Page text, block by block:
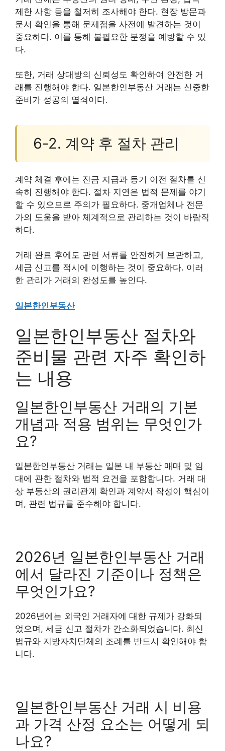
제한 사항 등을 철저히 조사해야 한다. 현장 방문과
문서 확인을 통해 문제점을 사전에 발견하는 것이
중요하다. 이를 통해 불필요한 분쟁을 예방할 수 있
다.
또한, 거래 상대방의 신뢰성도 확인하여 안전한 거
래를 진행해야 한다. 일본한인부동산 거래는 신중한
준비가 성공의 열쇠이다.
6-2. 계약 후 절차 관리
계약 체결 후에는 잔금 지급과 등기 이전 절차를 신
속히 진행해야 한다. 절차 지연은 법적 문제를 야기
할 수 있으므로 주의가 필요하다. 중개업체나 전문
가의 도움을 받아 체계적으로 관리하는 것이 바람직
하다.
거래 완료 후에도 관련 서류를 안전하게 보관하고,
세금 신고를 적시에 이행하는 것이 중요하다. 이러
한 관리가 거래의 완성도를 높인다.
일본한인부동산
일본한인부동산 절차와
준비물 관련 자주 확인하
는 내용
일본한인부동산 거래의 기본
개념과 적용 범위는 무엇인가
요?
일본한인부동산 거래는 일본 내 부동산 매매 및 임
대에 관한 절차와 법적 요건을 포함합니다. 거래 대
상 부동산의 권리관계 확인과 계약서 작성이 핵심이
며, 관련 법규를 준수해야 합니다.
2026년 일본한인부동산 거래
에서 달라진 기준이나 정책은
무엇인가요?
2026년에는 외국인 거래자에 대한 규제가 강화되
었으며, 세금 신고 절차가 간소화되었습니다. 최신
법규와 지방자치단체의 조례를 반드시 확인해야 합
니다.
일본한인부동산 거래 시 비용
과 가격 산정 요소는 어떻게 되
나요?